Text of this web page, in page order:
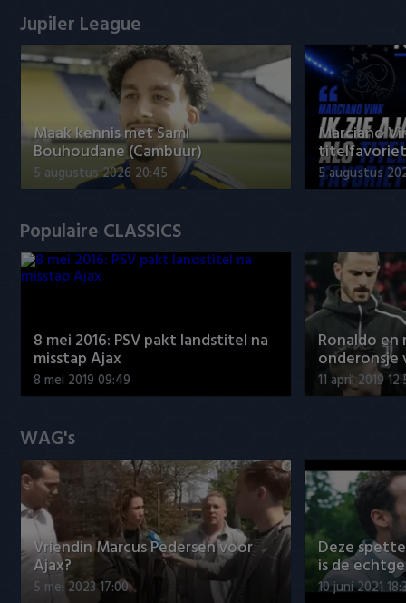
Jupiler League
Maak kennis met Sami
Bouhoudane (Cambuur)
5 augustus 2026 20:45
Marciano
5 augustus
Populaire CLASSICS
8 mei 2016: PSV pakt landstitel na
misstap Ajax
8 mei 2019 09:49
Ronaldo
onderonsje
11 april 2019
WAG's
Vriendin Marcus Pedersen voor
Ajax?
5 mei 2023 17:00
Deze
is de
10 juni 2021